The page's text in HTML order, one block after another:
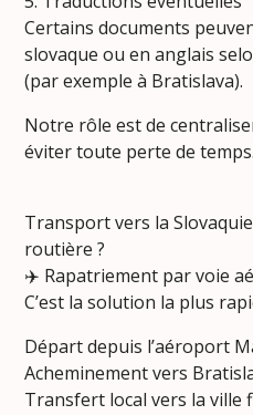
Certains documents
slovaque ou en anglais
(par exemple à Bratislava).
Notre rôle est de
éviter toute perte de temps.
Transport vers la
routière ?
✈️ Rapatriement par voie
C’est la solution la plus
Départ depuis l’aéroport
Acheminement vers
Transfert local vers la ville